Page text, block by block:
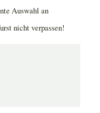
Auswahl an
nicht verpassen!